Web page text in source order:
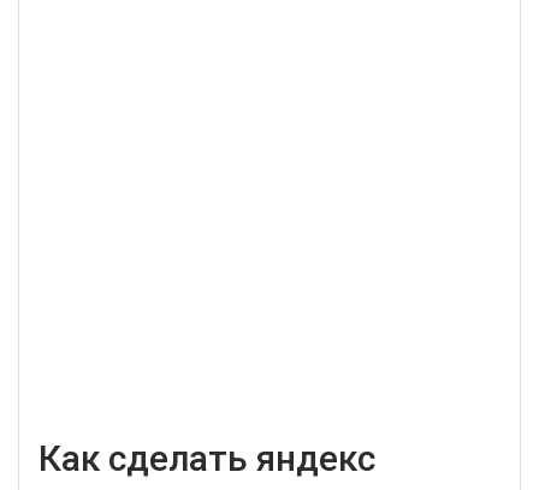
Как сделать яндекс